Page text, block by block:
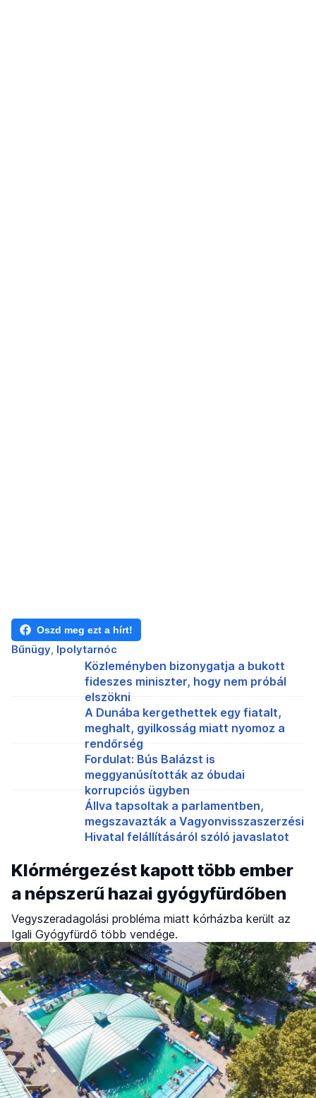
Oszd meg ezt a hírt!
Bűnügy Ipolytarnóc
Közleményben bizonygatja a bukott
fideszes miniszter, hogy nem próbál
elszökni
A Dunába kergethettek egy fiatalt,
meghalt, gyilkosság miatt nyomoz a
rendőrség
Fordulat: Bús Balázst is
meggyanúsították az óbudai
korrupciós ügyben
Állva tapsoltak a parlamentben,
megszavazták a Vagyonvisszaszerzési
Hivatal felállításáról szóló javaslatot
Klórmérgezést kapott több ember
a népszerű hazai gyógyfürdőben
Vegyszeradagolási probléma miatt kórházba került az
Igali Gyógyfürdő több vendége.